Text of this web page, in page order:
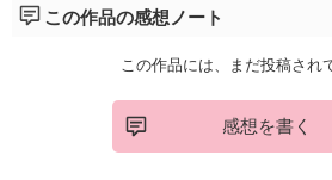
この作品の感想ノート
この作品には、まだ投稿され
感想を書く